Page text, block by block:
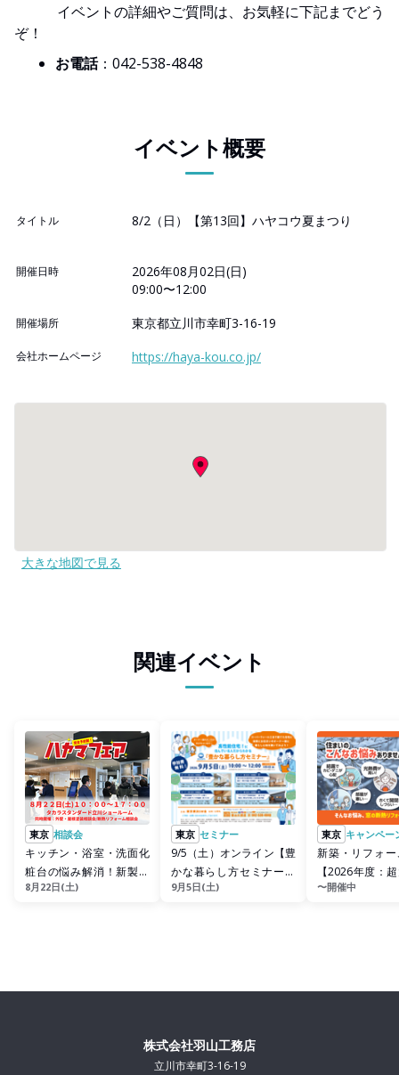
イベントの詳細やご質問は、お気軽に下記までどう
ぞ！
お電話：042-538-4848
イベント概要
タイトル 8/2（日）【第13回】ハヤコウ夏まつり
開催日時
2026年08月02日(日)
09:00〜12:00
開催場所 東京都立川市幸町3-16-19
会社ホームページ https://haya-kou.co.jp/
大きな地図で見る
関連イベント
東京 相談会
キッチン・浴室・洗面化
粧台の悩み解消！新製品
のライブな体験会
8月22日(土)
東京 セミナー
9/5（土）オンライン【豊
かな暮らし方セミナー】
予約制
9月5日(土)
東京 キャンペー
新築・リフォ
【2026年度：
金】リフォー
〜開催中
株式会社羽山工務店
立川市幸町3-16-19